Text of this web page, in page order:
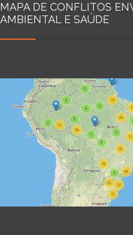
MAPA DE CONFLITOS
AMBIENTAL E SAÚDE